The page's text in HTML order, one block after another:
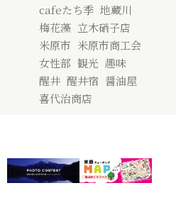
cafeたち季, 地蔵川
梅花藻, 立木硝子店
米原市 米原市商工会
女性部 観光 趣味,
醒井, 醒井宿 醤油屋
喜代治商店